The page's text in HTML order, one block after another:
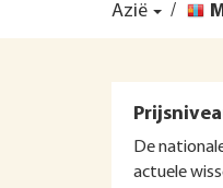
Azië /
De
actuele